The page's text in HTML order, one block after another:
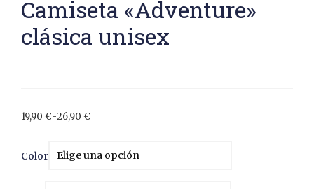
Camiseta «Adventure»
clásica unisex
19,90 €-26,90 €
Color